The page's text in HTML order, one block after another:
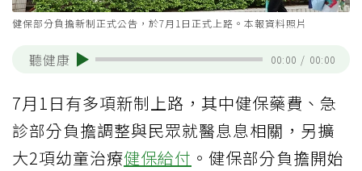
健保部分負擔新制正式公告，於7月1日正式上路。本報資料照片
聽健康 00:00 / 00:00
7月1日有多項新制上路，其中健保藥費、急
診部分負擔調整與民眾就醫息息相關，另擴
大2項幼童治療健保給付 。健保部分負擔開始